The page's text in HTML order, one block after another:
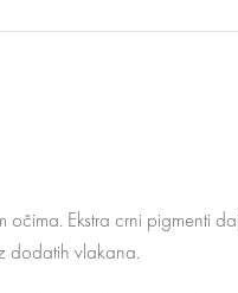
Ekstra crni pigmenti
dodatih vlakana.